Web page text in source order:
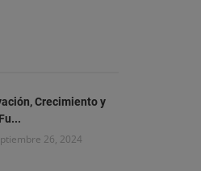
Crecimiento y
26, 2024